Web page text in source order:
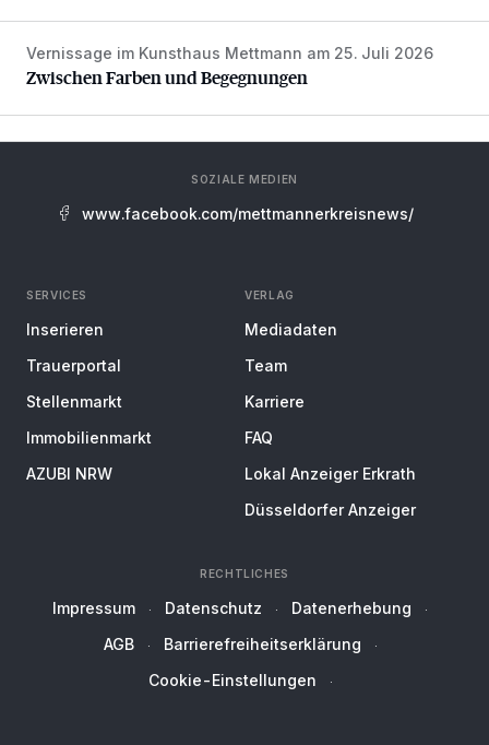
Zwischen Farben und Begegnungen
Vernissage im Kunsthaus Mettmann am 25. Juli 2026
Zwischen Farben und Begegnungen
SOZIALE MEDIEN
www.facebook.com/mettmannerkreisnews/
SERVICES
Inserieren
Trauerportal
Stellenmarkt
Immobilienmarkt
AZUBI NRW
VERLAG
Mediadaten
Team
Karriere
FAQ
Lokal Anzeiger Erkrath
Düsseldorfer Anzeiger
RECHTLICHES
Impressum Datenschutz
Datenerhebung
AGB
Barrierefreiheitserklärung
Cookie-Einstellungen